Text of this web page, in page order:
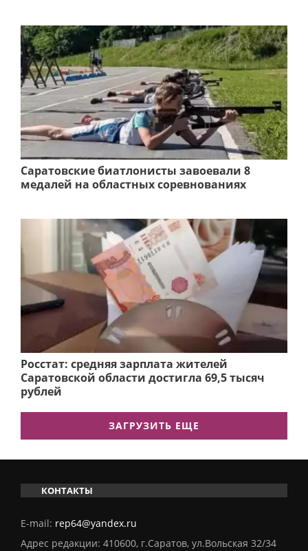
Саратовские биатлонисты завоевали 8
медалей на областных соревнованиях
Росстат: средняя зарплата жителей
Саратовской области достигла 69,5 тысяч
рублей
ЗАГРУЗИТЬ ЕЩЕ
КОНТАКТЫ
E-mail: rep64@yandex.ru
Адрес редакции: 410600, г.Саратов, ул.Вольская 32/34